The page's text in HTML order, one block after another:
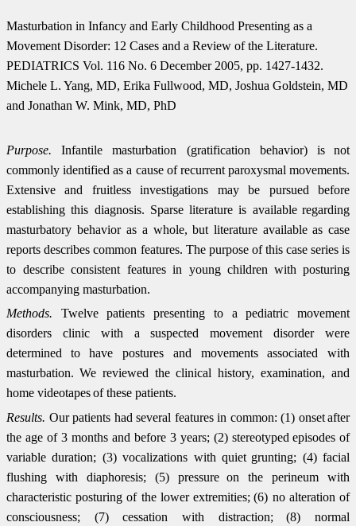
Masturbation in Infancy and Early Childhood Presenting as a
Movement Disorder: 12 Cases and a Review of the Literature.
PEDIATRICS Vol. 116 No. 6 December 2005, pp. 1427-1432.
Michele L. Yang, MD, Erika Fullwood, MD, Joshua Goldstein, MD
and Jonathan W. Mink, MD, PhD
Purpose. Infantile masturbation (gratification behavior) is
not
commonly identified as a cause of recurrent paroxysmal movements.
Extensive and fruitless investigations may be pursued before
establishing this diagnosis. Sparse literature is available regarding
masturbatory behavior as a whole, but literature available as case
reports describes common features. The purpose of this case series is
to describe consistent features in young children with posturing
accompanying masturbation.
Methods. Twelve patients presenting to a pediatric movement
disorders clinic with a suspected movement disorder were
determined
to have postures and movements associated with
masturbation. We reviewed the clinical history, examination, and
home videotapesof these patients.
Results. Our patients had several features in common: (1) onset after
the age of 3 months and before 3 years; (2) stereotyped episodes of
variable duration; (3) vocalizations with quiet grunting; (4) facial
flushing with diaphoresis; (5) pressure on the perineum with
characteristic posturing of the lower extremities; (6) no alteration of
consciousness; (7) cessation with distraction;
(8) normal